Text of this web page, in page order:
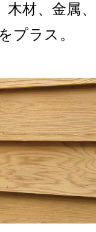
・防カビ・
ング剤です。
線反射、
ます。
で
す。
優れる
。
材、金属、
プラス。